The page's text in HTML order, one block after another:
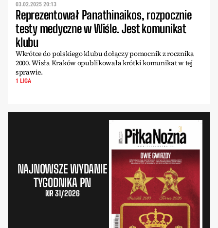
03.02.2025 20:13
Reprezentował Panathinaikos, rozpocznie
testy medyczne w Wiśle. Jest komunikat
klubu
Wkrótce do polskiego klubu dołączy pomocnik z rocznika
2000. Wisła Kraków opublikowała krótki komunikat w tej
sprawie.
1 LIGA
NAJNOWSZE WYDANIE
TYGODNIKA PN
NR 31/2026